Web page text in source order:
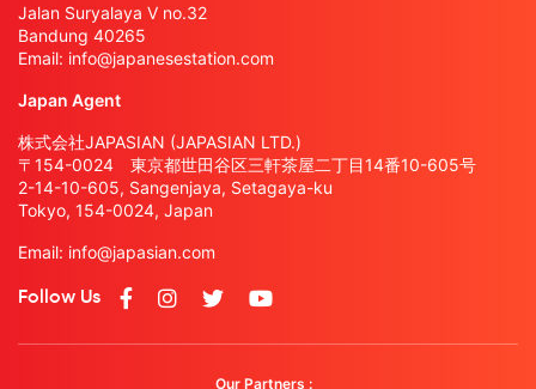
Jalan Suryalaya V no.32
Bandung 40265
Email: info@japanesestation.com
Japan Agent
株式会社JAPASIAN (JAPASIAN LTD.)
〒154-0024 東京都世田谷区三軒茶屋二丁目14番10-605号
2-14-10-605, Sangenjaya, Setagaya-ku
Tokyo, 154-0024, Japan
Email: info@japasian.com
Follow Us
Our Partners :